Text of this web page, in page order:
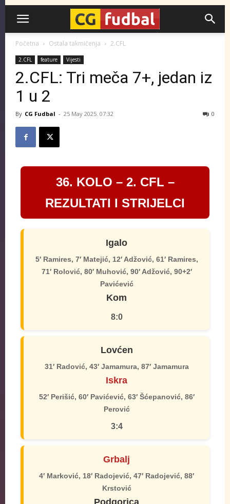
CG-
Fudbal
Početna Ostala takmičenja 2.CFL
2.CFL feature Vijesti
2.CFL: Tri meča 7+, jedan iz
1 u 2
By CG Fudbal - 25 May 2025. 07:32 0
36. KOLO – 2. CFL –
REZULTATI I STRIJELCI
Igalo
5′ Ramires, 7′ Matejić, 12′ Adžović, 61′ Ramires,
71′ Rolović, 80′ Muhović, 90′ Adžović, 90+2′
Pavićević
Kom
8:0
Lovćen
31′ Radović, 43′ Jamamura, 87′ Jamamura
Iskra
52′ Perišić, 60′ Pavićević, 63′ Šćepanović, 86′
Perović
3:4
Grbalj
4′ Marković, 18′ Radojević, 47′ Radojević, 88′
Krstović
Podgorica